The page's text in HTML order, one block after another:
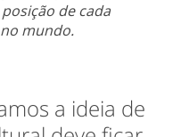
de cada
mundo.
a ideia de